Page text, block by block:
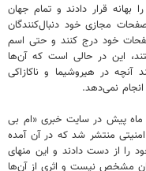
بهانه قرار دادند و تمام جهان
مجازی خود دنبال‌کنندگان
صفحات خود درج کنند و حتی اسم
این در حالی است که آن‌ها
آنچه در هیروشیما و ناکازاکی
نمی‌دهد.
ماه پیش در سایت خبری «ام بی
منتشر شد که در آن آمده
جان خود را از دست دادند و این منهای
مشخص نیست و اثری از آن‌ها